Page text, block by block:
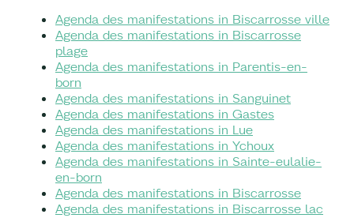
Agenda des manifestations in Biscarrosse ville
Agenda des manifestations in Biscarrosse
plage
Agenda des manifestations in Parentis-en-
born
Agenda des manifestations in Sanguinet
Agenda des manifestations in Gastes
Agenda des manifestations in Lue
Agenda des manifestations in Ychoux
Agenda des manifestations in Sainte-eulalie-
en-born
Agenda des manifestations in Biscarrosse
Agenda des manifestations in Biscarrosse lac